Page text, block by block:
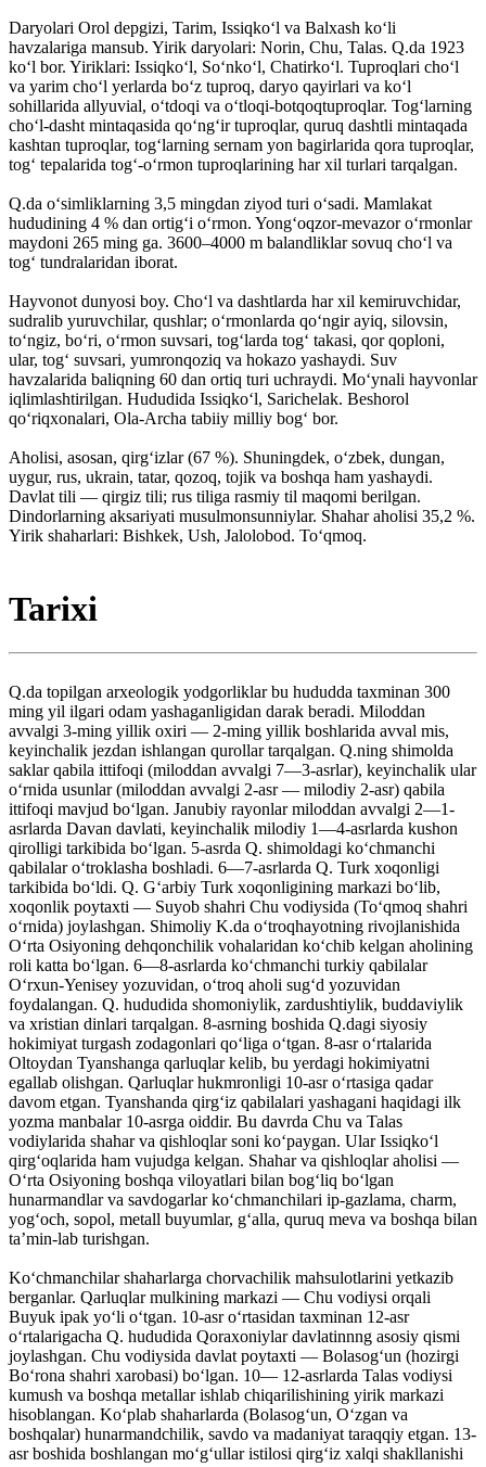
Daryolari Orol depgizi, Tarim, Issiqkoʻl va Balxash koʻli
havzalariga mansub. Yirik daryolari: Norin, Chu, Talas. Q.da 1923
koʻl bor. Yiriklari: Issiqkoʻl, Soʻnkoʻl, Chatirkoʻl. Tuproqlari choʻl
va yarim choʻl yerlarda boʻz tuproq, daryo qayirlari va koʻl
sohillarida allyuvial, oʻtdoqi va oʻtloqi-botqoqtuproqlar. Togʻlarning
choʻl-dasht mintaqasida qoʻngʻir tuproqlar, quruq dashtli mintaqada
kashtan tuproqlar, togʻlarning sernam yon bagirlarida qora tuproqlar,
togʻ tepalarida togʻ-oʻrmon tuproqlarining har xil turlari tarqalgan.
Q.da oʻsimliklarning 3,5 mingdan ziyod turi oʻsadi. Mamlakat
hududining 4 % dan ortigʻi oʻrmon. Yongʻoqzor-mevazor oʻrmonlar
maydoni 265 ming ga. 3600–4000 m balandliklar sovuq choʻl va
togʻ tundralaridan iborat.
Hayvonot dunyosi boy. Choʻl va dashtlarda har xil kemiruvchidar,
sudralib yuruvchilar, qushlar; oʻrmonlarda qoʻngir ayiq, silovsin,
toʻngiz, boʻri, oʻrmon suvsari, togʻlarda togʻ takasi, qor qoploni,
ular, togʻ suvsari, yumronqoziq va hokazo yashaydi. Suv
havzalarida baliqning 60 dan ortiq turi uchraydi. Moʻynali hayvonlar
iqlimlashtirilgan. Hududida Issiqkoʻl, Sarichelak. Beshorol
qoʻriqxonalari, Ola-Archa tabiiy milliy bogʻ bor.
Aholisi, asosan, qirgʻizlar (67 %). Shuningdek, oʻzbek, dungan,
uygur, rus, ukrain, tatar, qozoq, tojik va boshqa ham yashaydi.
Davlat tili — qirgiz tili; rus tiliga rasmiy til maqomi berilgan.
Dindorlarning aksariyati musulmonsunniylar. Shahar aholisi 35,2 %.
Yirik shaharlari: Bishkek, Ush, Jalolobod. Toʻqmoq.
Tarixi
Q.da topilgan arxeologik yodgorliklar bu hududda taxminan 300
ming yil ilgari odam yashaganligidan darak beradi. Miloddan
avvalgi 3-ming yillik oxiri — 2-ming yillik boshlarida avval mis,
keyinchalik jezdan ishlangan qurollar tarqalgan. Q.ning shimolda
saklar qabila ittifoqi (miloddan avvalgi 7—3-asrlar), keyinchalik ular
oʻrnida usunlar (miloddan avvalgi 2-asr — milodiy 2-asr) qabila
ittifoqi mavjud boʻlgan. Janubiy rayonlar miloddan avvalgi 2—1-
asrlarda Davan davlati, keyinchalik milodiy 1—4-asrlarda kushon
qirolligi tarkibida boʻlgan. 5-asrda Q. shimoldagi koʻchmanchi
qabilalar oʻtroklasha boshladi. 6—7-asrlarda Q. Turk xoqonligi
tarkibida boʻldi. Q. Gʻarbiy Turk xoqonligining markazi boʻlib,
xoqonlik poytaxti — Suyob shahri Chu vodiysida (Toʻqmoq shahri
oʻrnida) joylashgan. Shimoliy K.da oʻtroqhayotning rivojlanishida
Oʻrta Osiyoning dehqonchilik vohalaridan koʻchib kelgan aholining
roli katta boʻlgan. 6—8-asrlarda koʻchmanchi turkiy qabilalar
Oʻrxun-Yenisey yozuvidan, oʻtroq aholi sugʻd yozuvidan
foydalangan. Q. hududida shomoniylik, zardushtiylik, buddaviylik
va xristian dinlari tarqalgan. 8-asrning boshida Q.dagi siyosiy
hokimiyat turgash zodagonlari qoʻliga oʻtgan. 8-asr oʻrtalarida
Oltoydan Tyanshanga qarluqlar kelib, bu yerdagi hokimiyatni
egallab olishgan. Qarluqlar hukmronligi 10-asr oʻrtasiga qadar
davom etgan. Tyanshanda qirgʻiz qabilalari yashagani haqidagi ilk
yozma manbalar 10-asrga oiddir. Bu davrda Chu va Talas
vodiylarida shahar va qishloqlar soni koʻpaygan. Ular Issiqkoʻl
qirgʻoqlarida ham vujudga kelgan. Shahar va qishloqlar aholisi —
Oʻrta Osiyoning boshqa viloyatlari bilan bogʻliq boʻlgan
hunarmandlar va savdogarlar koʻchmanchilari ip-gazlama, charm,
yogʻoch, sopol, metall buyumlar, gʻalla, quruq meva va boshqa bilan
taʼmin-lab turishgan.
Koʻchmanchilar shaharlarga chorvachilik mahsulotlarini yetkazib
berganlar. Qarluqlar mulkining markazi — Chu vodiysi orqali
Buyuk ipak yoʻli oʻtgan. 10-asr oʻrtasidan taxminan 12-asr
oʻrtalarigacha Q. hududida Qoraxoniylar davlatinnng asosiy qismi
joylashgan. Chu vodiysida davlat poytaxti — Bolasogʻun (hozirgi
Boʻrona shahri xarobasi) boʻlgan. 10— 12-asrlarda Talas vodiysi
kumush va boshqa metallar ishlab chiqarilishining yirik markazi
hisoblangan. Koʻplab shaharlarda (Bolasogʻun, Oʻzgan va
boshqalar) hunarmandchilik, savdo va madaniyat taraqqiy etgan. 13-
asr boshida boshlangan moʻgʻullar istilosi qirgʻiz xalqi shakllanishi